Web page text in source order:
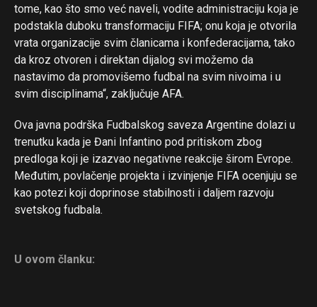
tome, kao što smo već naveli, vodite administraciju koja je
podstakla duboku transformaciju FIFA; onu koja je otvorila
vrata organizacije svim članicama i konfederacijama, tako
da kroz otvoren i direktan dijalog svi možemo da
nastavimo da promovišemo fudbal na svim nivoima i u
svim disciplinama“, zaključuje AFA.
Ova javna podrška Fudbalskog saveza Argentine dolazi u
trenutku kada je Đani Infantino pod pritiskom zbog
predloga koji je izazvao negativne reakcije širom Evrope.
Međutim, povlačenje projekta i izvinjenje FIFA ocenjuju se
kao potezi koji doprinose stabilnosti i daljem razvoju
svetskog fudbala.
U ovom članku: